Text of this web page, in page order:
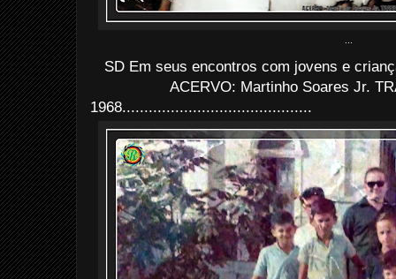
SD Em seus encontros com jovens e
ACERVO: Martinho Soares Jr.
1968...........................................